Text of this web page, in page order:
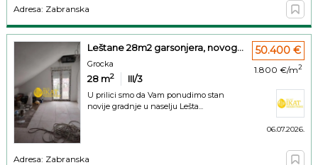
Adresa: Zabranska
Leštane 28m2 garsonjera, novog...
Grocka
28 m2 III/3
U prilici smo da Vam ponudimo stan
novije gradnje u naselju Lešta...
50.400 €
1.800 €/m2
06.07.2026.
Adresa: Zabranska